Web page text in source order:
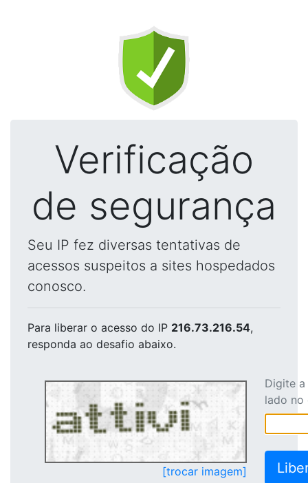
Verificação
de segurança
Seu IP fez diversas tentativas de
acessos suspeitos a sites hospedados
conosco.
Para liberar o acesso do IP 216.73.216.54,
responda ao desafio abaixo.
[trocar imagem]
Digite
lado no